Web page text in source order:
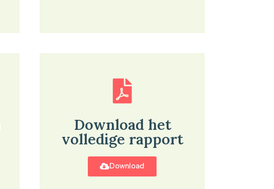
Download het
volledige rapport
Download